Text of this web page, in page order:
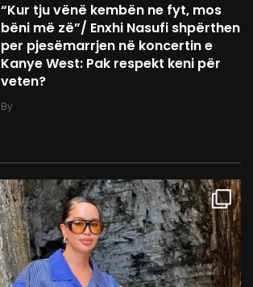
“Kur tju vënë kembën ne fyt, mos
bëni më zë”/ Enxhi Nasufi shpërthen
per pjesëmarrjen në koncertin e
Kanye West: Pak respekt keni për
veten?
By